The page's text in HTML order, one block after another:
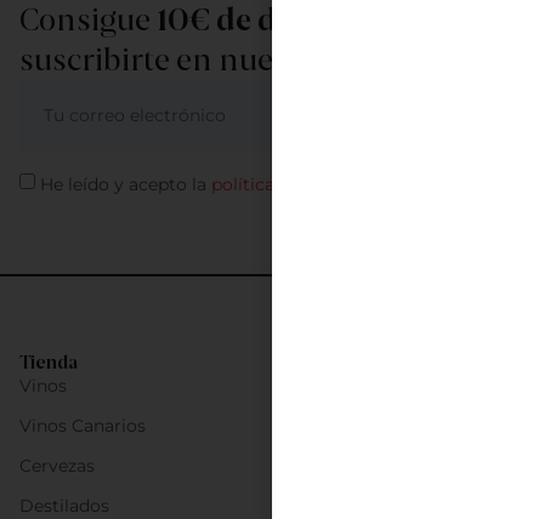
Tienda
Vinos
Vinos Canarios
Cervezas
Destilados
Consigue 10€ de descuento
suscribirte en nuestra newsletter
He leído y acepto la política de privacidad